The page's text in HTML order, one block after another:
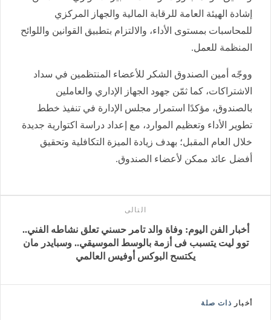
إشادة الهيئة العامة للرقابة المالية والجهاز المركزي
للمحاسبات بمستوى الأداء، والالتزام بتطبيق القوانين واللوائح
المنظمة للعمل.
ووجّه أمين الصندوق الشكر للأعضاء المنتظمين في سداد
الاشتراكات، كما ثمّن جهود الجهاز الإداري والعاملين
بالصندوق، مؤكدًا استمرار مجلس الإدارة في تنفيذ خطط
تطوير الأداء وتعظيم الموارد، مع إعداد دراسة اكتوارية جديدة
خلال العام المقبل؛ بهدف زيادة الميزة التكافلية وتحقيق
أفضل عائد ممكن لأعضاء الصندوق.
التالى
أخبار الفن اليوم: وفاة والد تامر حسني تعلق نشاطه الفني..
توو ليت يتسبب فى أزمة بالوسط الموسيقي.. وسبايدر مان
يكتسح البوكس أوفيس العالمي
أخبار ذات صلة